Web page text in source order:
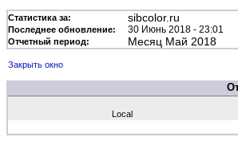
Статистика за: sibcolor.ru
Последнее обновление: 30 Июнь 2018 - 23:01
Отчетный период: Месяц Май 2018
Закрыть окно
Local